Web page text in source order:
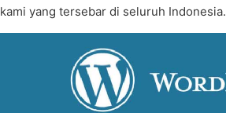
kami yang tersebar di seluruh Indonesia.